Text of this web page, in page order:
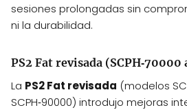
sesiones prolongadas sin
ni la durabilidad.
PS2 Fat revisada (SCPH‑70000
La PS2 Fat revisada (modelos
SCPH‑90000) introdujo mejoras